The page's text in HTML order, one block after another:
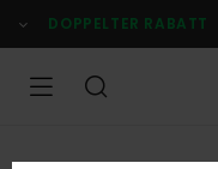
zur
Produktinformation
DOPPELTER RABATT